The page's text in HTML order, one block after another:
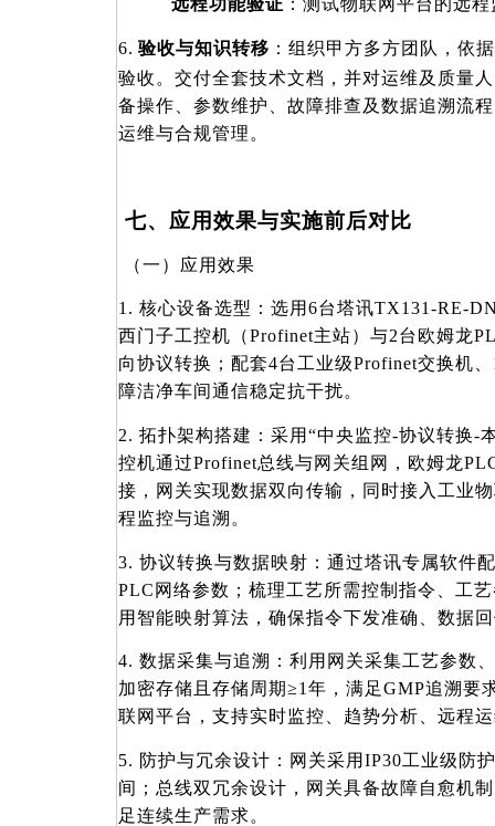
远程功能验证 ：测试物联网平台的远
6. 验收与知识转移 ：组织甲方多方团队，依据
验收。交付全套技术文档，并对运维及质量
备操作、参数维护、故障排查及数据追溯流
运维与合规管理 。
七、应用效果与实施前后对比
（一）应用效果
1. 核心设备选型：选用6台塔讯TX131-RE-
西门子工控机（Profinet主站）与2台欧姆龙
向协议转换；配套4台工业级Profinet交换机
障洁净车间通信稳定抗干扰。
2. 拓扑架构搭建：采用“中央监控-协议转换-
控机通过Profinet总线与网关组网，欧姆龙
接，网关实现数据双向传输，同时接入工业
程监控与追溯。
3. 协议转换与数据映射：通过塔讯专属软件
PLC网络参数；梳理工艺所需控制指令、工
用智能映射算法，确保指令下发准确、数据
4. 数据采集与追溯：利用网关采集工艺参数
加密存储且存储周期≥1年，满足GMP追溯要
联网平台，支持实时监控、趋势分析、远程
5. 防护与冗余设计：网关采用IP30工业级防
间；总线双冗余设计，网关具备故障自愈机
足连续生产需求。